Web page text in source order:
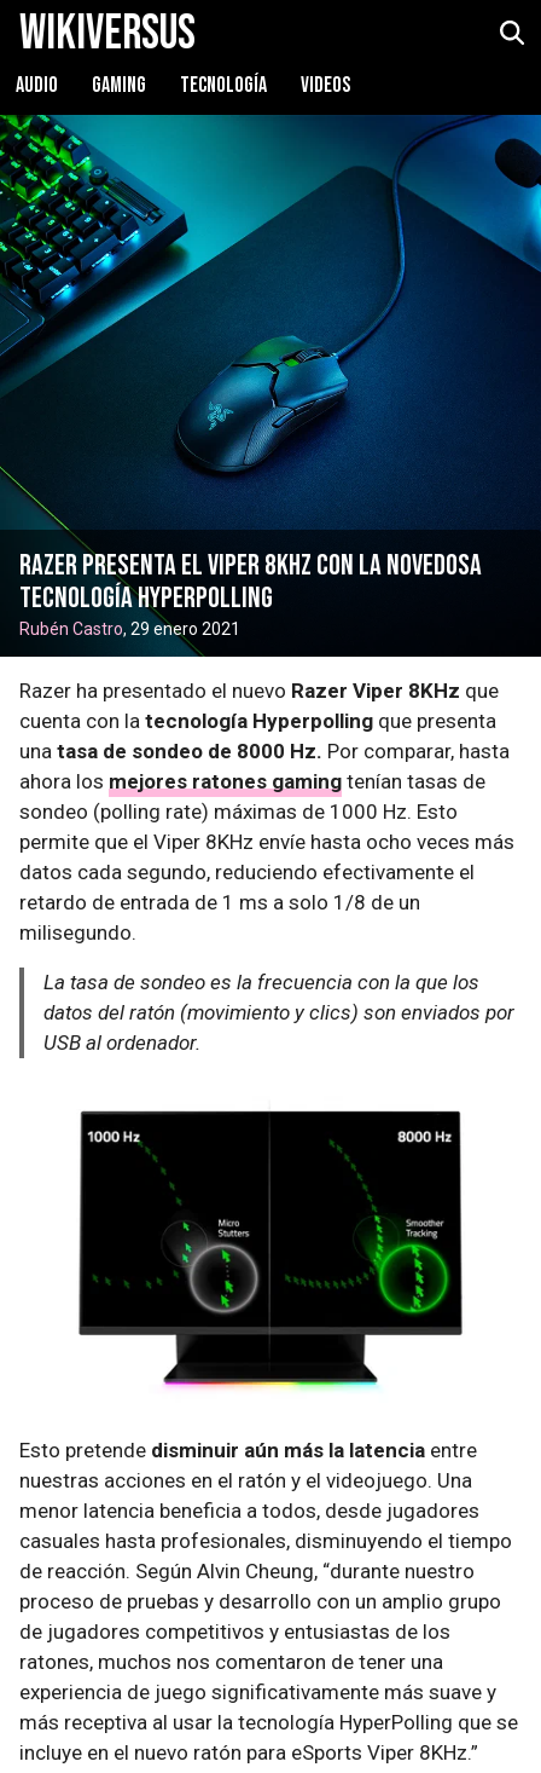
WikiVersus
AUDIO GAMING TECNOLOGÍA VIDEOS
Razer presenta el Viper 8KHz con la novedosa
tecnología Hyperpolling
Rubén Castro, 29 enero 2021
Razer ha presentado el nuevo Razer Viper 8KHz que
cuenta con la tecnología Hyperpolling que presenta
una tasa de sondeo de 8000 Hz. Por comparar, hasta
ahora los mejores ratones gaming tenían tasas de
sondeo (polling rate) máximas de 1000 Hz. Esto
permite que el Viper 8KHz envíe hasta ocho veces más
datos cada segundo, reduciendo efectivamente el
retardo de entrada de 1 ms a solo 1/8 de un
milisegundo.
La tasa de sondeo es la frecuencia con la que los
datos del ratón (movimiento y clics) son enviados por
USB al ordenador.
Esto pretende disminuir aún más la latencia entre
nuestras acciones en el ratón y el videojuego. Una
menor latencia beneficia a todos, desde jugadores
casuales hasta profesionales, disminuyendo el tiempo
de reacción. Según Alvin Cheung, “durante nuestro
proceso de pruebas y desarrollo con un amplio grupo
de jugadores competitivos y entusiastas de los
ratones, muchos nos comentaron de tener una
experiencia de juego significativamente más suave y
más receptiva al usar la tecnología HyperPolling que se
incluye en el nuevo ratón para eSports Viper 8KHz.”